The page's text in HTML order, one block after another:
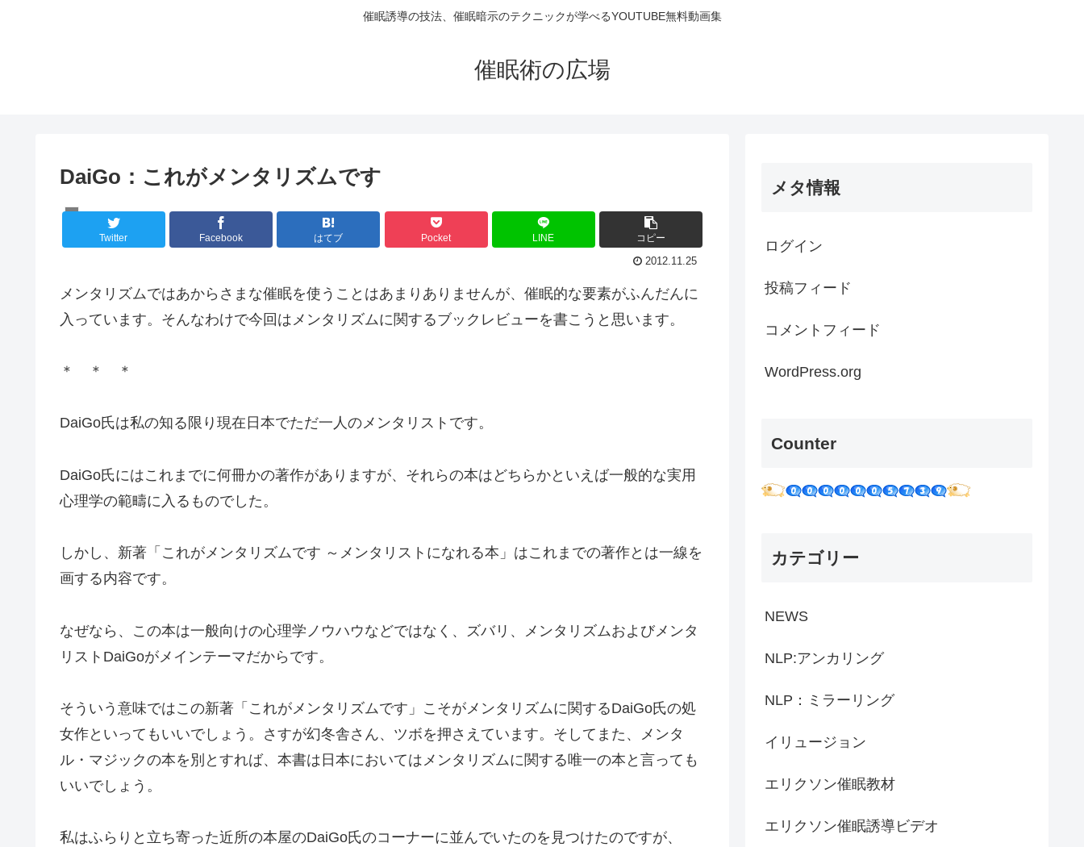
催眠誘導の技法、催眠暗示のテクニックが学べるYOUTUBE無料動画集
催眠術の広場
DaiGo：これがメンタリズムです
メンタリズム
Twitter Facebook はてブ Pocket LINE コピー
2012.11.25
メンタリズムではあからさまな催眠を使うことはあまりありませんが、催眠的な要素がふんだんに
入っています。そんなわけで今回はメンタリズムに関するブックレビューを書こうと思います。
＊ ＊ ＊
DaiGo氏は私の知る限り現在日本でただ一人のメンタリストです。
DaiGo氏にはこれまでに何冊かの著作がありますが、それらの本はどちらかといえば一般的な実用
心理学の範疇に入るものでした。
しかし、新著「これがメンタリズムです ～メンタリストになれる本」はこれまでの著作とは一線を
画する内容です。
なぜなら、この本は一般向けの心理学ノウハウなどではなく、ズバリ、メンタリズムおよびメンタ
リストDaiGoがメインテーマだからです。
そういう意味ではこの新著「これがメンタリズムです」こそがメンタリズムに関するDaiGo氏の処
女作といってもいいでしょう。さすが幻冬舎さん、ツボを押さえています。そしてまた、メンタ
ル・マジックの本を別とすれば、本書は日本においてはメンタリズムに関する唯一の本と言っても
いいでしょう。
私はふらりと立ち寄った近所の本屋のDaiGo氏のコーナーに並んでいたのを見つけたのですが、
メタ情報
ログイン
投稿フィード
コメントフィード
WordPress.org
Counter
カテゴリー
NEWS
NLP:アンカリング
NLP：ミラーリング
イリュージョン
エリクソン催眠教材
エリクソン催眠誘導ビデオ